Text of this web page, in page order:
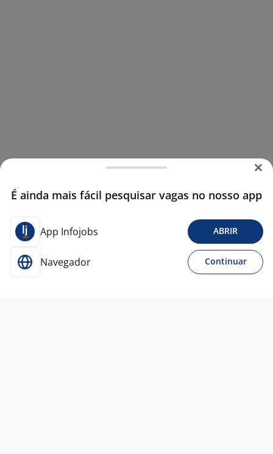
É ainda mais fácil pesquisar vagas no nosso app
App Infojobs ABRIR
Navegador Continuar